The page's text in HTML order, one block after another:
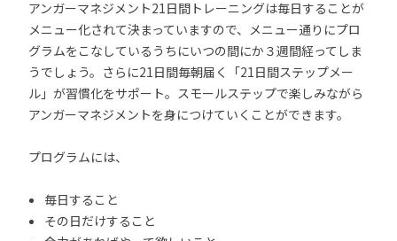
アンガーマネジメント21日間トレーニングは毎日することが
メニュー化されて決まっていますので、メニュー通りにプロ
グラムをこなしているうちにいつの間にか３週間経ってしま
うでしょう。さらに21日間毎朝届く「21日間ステップメー
ル」が習慣化をサポート。スモールステップで楽しみながら
アンガーマネジメントを身につけていくことができます。
プログラムには、
毎日すること
その日だけすること